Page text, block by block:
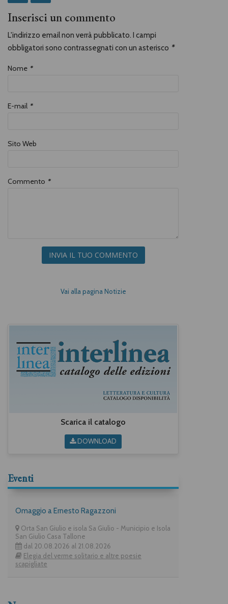
Inserisci un commento
L'indirizzo email non verrà pubblicato. I campi
obbligatori sono contrassegnati con un asterisco *
Nome *
E-mail *
Sito Web
Commento *
INVIA IL TUO COMMENTO
Vai alla pagina Notizie
Scarica il catalogo
DOWNLOAD
Eventi
Omaggio a Ernesto Ragazzoni
Orta San Giulio e isola Sa Giulio - Municipio e Isola
San Giulio Casa Tallone
dal 20.08.2026 al 21.08.2026
Elegia del verme solitario e altre poesie
scapigliate